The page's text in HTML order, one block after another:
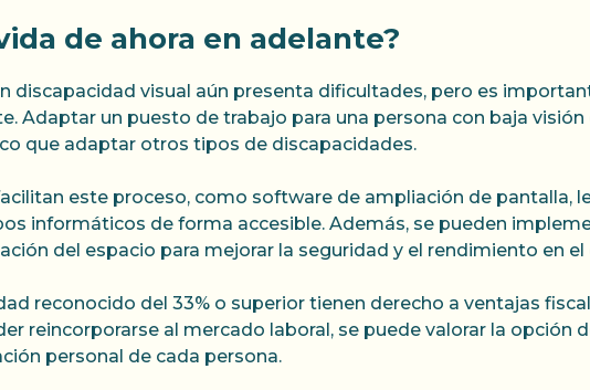
de ahora en adelante?
discapacidad visual aún presenta dificultades, pero es
Adaptar un puesto de trabajo para una persona con baja
que adaptar otros tipos de discapacidades.
este proceso, como software de ampliación de pantalla,
informáticos de forma accesible. Además, se pueden
del espacio para mejorar la seguridad y el rendimiento en
reconocido del 33% o superior tienen derecho a ventajas
reincorporarse al mercado laboral, se puede valorar la opción
personal de cada persona.